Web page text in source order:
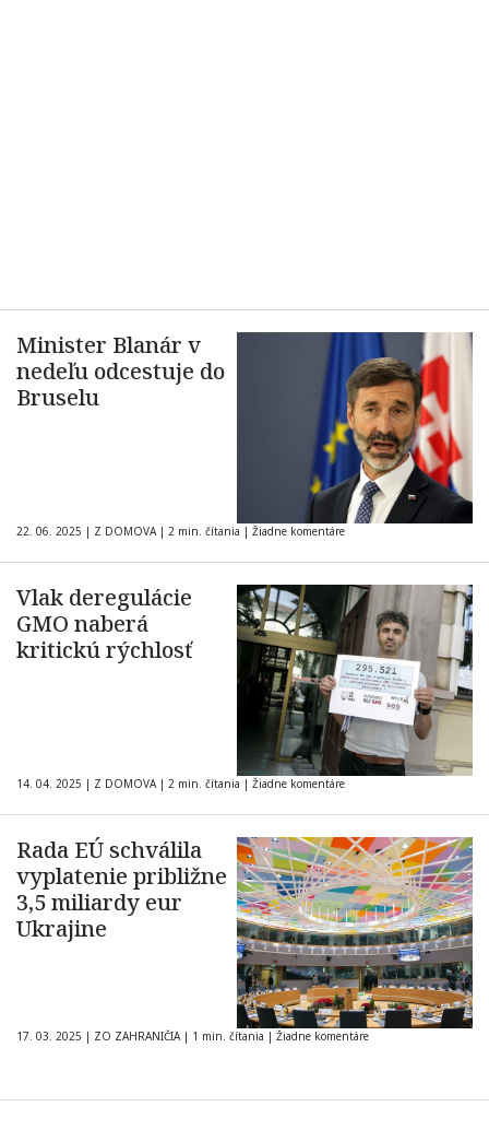
Minister Blanár v
nedeľu odcestuje do
Bruselu
22. 06. 2025 | Z DOMOVA | 2 min. čítania | Žiadne komentáre
Vlak deregulácie
GMO naberá
kritickú rýchlosť
14. 04. 2025 | Z DOMOVA | 2 min. čítania | Žiadne komentáre
Rada EÚ schválila
vyplatenie približne
3,5 miliardy eur
Ukrajine
17. 03. 2025 | ZO ZAHRANIČIA | 1 min. čítania | Žiadne komentáre